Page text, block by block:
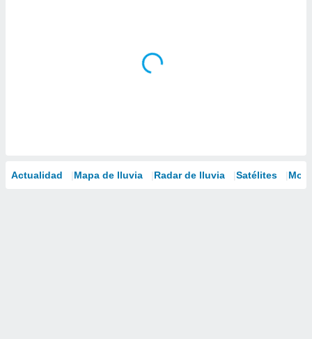
Actualidad Mapa de lluvia Radar de lluvia Satélites